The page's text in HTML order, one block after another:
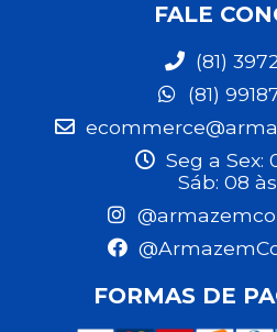
FALE
(81)
(81)
Seg a Sex:
Sáb: 08
FORMAS DE